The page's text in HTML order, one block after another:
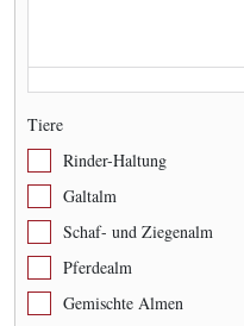
Tiere
Rinder-Haltung
Galtalm
Schaf- und Ziegenalm
Pferdealm
Gemischte Almen